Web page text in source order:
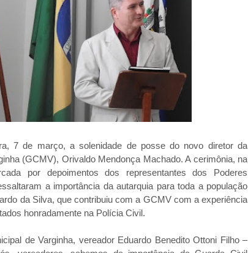
7 de março, a solenidade de posse do novo diretor da
(GCMV), Orivaldo Mendonça Machado. A cerimônia, na
por depoimentos dos representantes dos Poderes
a importância da autarquia para toda a população
da Silva, que contribuiu com a GCMV com a experiência
honradamente na Polícia Civil.
de Varginha, vereador Eduardo Benedito Ottoni Filho –